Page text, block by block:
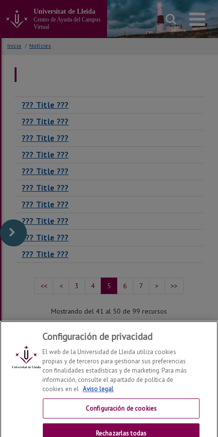
contenido
Universitat de Lleida
Centro de Ayuda del Campus
Virtual
Inicio / Notícies
??? Title ???
??? Title ???
??? Title ???
??? Title ???
??? Title ???
??? Title ???
??? Title ???
??? Title ???
??? Title ???
??? Title ???
<< < 3 4 5 6 7 > >>
Mostrando del 41 al 50 de 99 recursos
Centro de Ayuda del Campus Virtual
Contactar
Configuración de privacidad
El web de la Universidad de Lleida utiliza cookies
propias y de terceros para gestionar sus preferencias
con finalidades estadísticas y de marketing. Para más
información, consulte el apartado de política de
cookies en el Aviso legal
Configuración de cookies
Rechazarlas todas